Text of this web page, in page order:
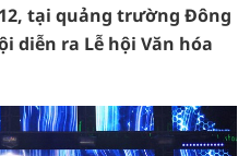
tại quảng trường Đông
diễn ra Lễ hội Văn hóa